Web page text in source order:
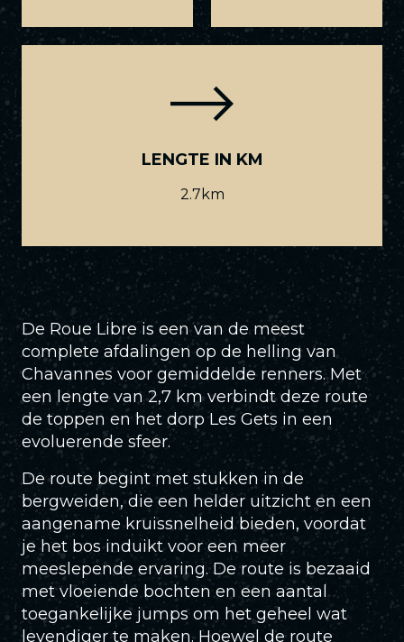
LENGTE IN KM
2.7km
De Roue Libre is een van de meest
complete afdalingen op de helling van
Chavannes voor gemiddelde renners. Met
een lengte van 2,7 km verbindt deze route
de toppen en het dorp Les Gets in een
evoluerende sfeer.
De route begint met stukken in de
bergweiden, die een helder uitzicht en een
aangename kruissnelheid bieden, voordat
je het bos induikt voor een meer
meeslepende ervaring. De route is bezaaid
met vloeiende bochten en een aantal
toegankelijke jumps om het geheel wat
levendiger te maken. Hoewel de route